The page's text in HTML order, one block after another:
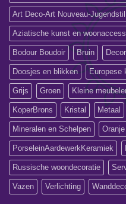
Art Deco-Art Nouveau-Jugendstil
Aziatische kunst en
Bodour Boudoir Bruin
Doosjes en blikken Europese
Grijs Groen Kleine
KoperBrons Kristal Metaal
Mineralen en Schelpen Oranje
PorseleinAardewerkKeramiek
Russische woondecoratie
Vazen Verlichting